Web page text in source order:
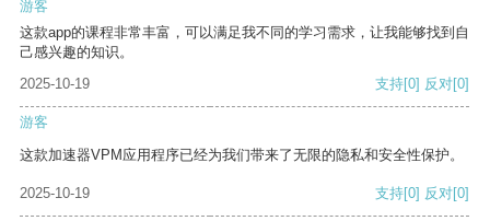
游客
这款app的课程非常丰富，可以满足我不同的学习需求，让我能够找到自
己感兴趣的知识。
2025-10-19
支持[0] 反对[0]
游客
这款加速器VPM应用程序已经为我们带来了无限的隐私和安全性保护。
2025-10-19 支持[0] 反对[0]